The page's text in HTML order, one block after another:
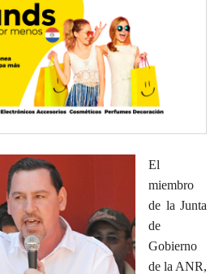
El
miembro
de la Junta
de
Gobierno
de la ANR,